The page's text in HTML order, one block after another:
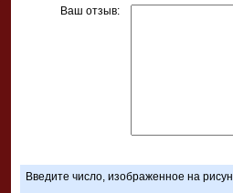
Ваш отзыв:
Введите число, изображенное на